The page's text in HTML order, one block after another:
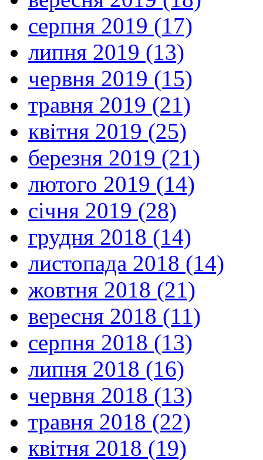
серпня 2019 (17)
липня 2019 (13)
червня 2019 (15)
травня 2019 (21)
квітня 2019 (25)
березня 2019 (21)
лютого 2019 (14)
січня 2019 (28)
грудня 2018 (14)
листопада 2018 (14)
жовтня 2018 (21)
вересня 2018 (11)
серпня 2018 (13)
липня 2018 (16)
червня 2018 (13)
травня 2018 (22)
квітня 2018 (19)